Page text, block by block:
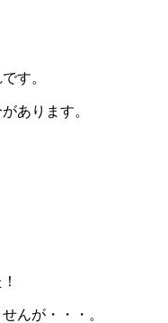
す。
あります。
んが・・・。